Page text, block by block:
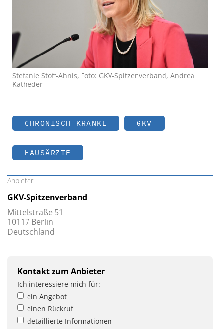
Stefanie Stoff-Ahnis, Foto: GKV-Spitzenverband, Andrea
Katheder
CHRONISCH KRANKE GKV
HAUSÄRZTE
Anbieter
GKV-Spitzenverband
Mittelstraße 51
10117 Berlin
Deutschland
Kontakt zum Anbieter
Ich interessiere mich für:
ein Angebot
einen Rückruf
detaillierte Informationen